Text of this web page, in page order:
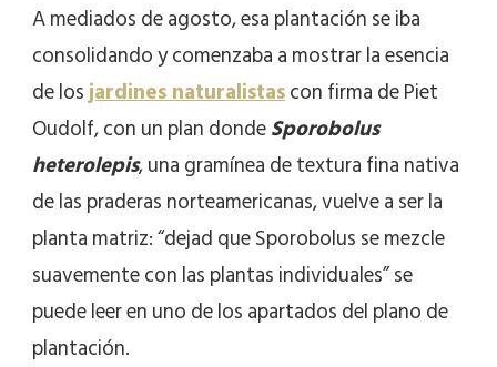
A mediados de agosto, esa plantación se iba
consolidando y comenzaba a mostrar la esencia
de losjardines naturalistascon firma de Piet
Oudolf, con un plan dondeSporobolus
heterolepis, una gramínea de textura fina nativa
de las praderas norteamericanas, vuelve a ser la
planta matriz: “dejad que Sporobolus se mezcle
suavemente con las plantas individuales” se
puede leer en uno de los apartados del plano de
plantación.